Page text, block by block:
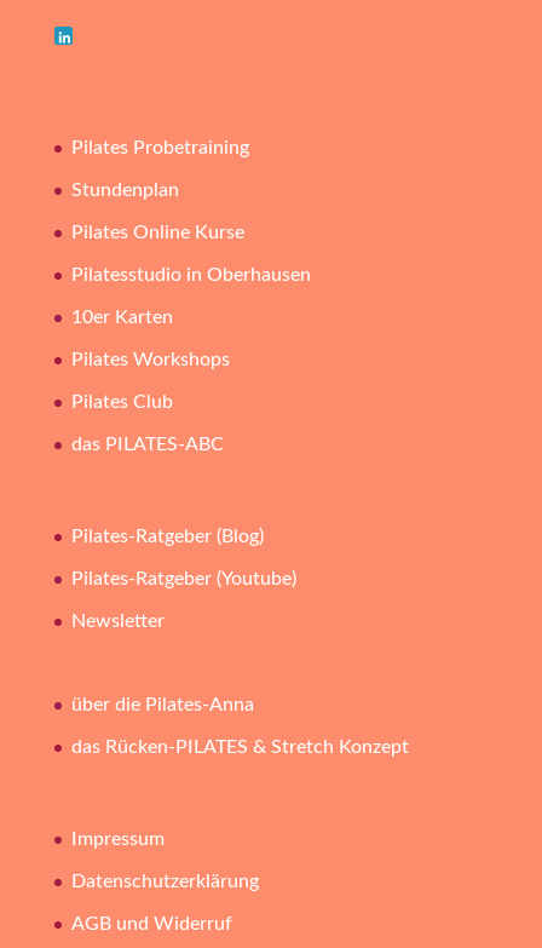
Pilates Probetraining
Stundenplan
Pilates Online Kurse
Pilatesstudio in Oberhausen
10er Karten
Pilates Workshops
Pilates Club
das PILATES-ABC
Pilates-Ratgeber (Blog)
Pilates-Ratgeber (Youtube)
Newsletter
über die Pilates-Anna
das Rücken-PILATES & Stretch Konzept
Impressum
Datenschutzerklärung
AGB und Widerruf